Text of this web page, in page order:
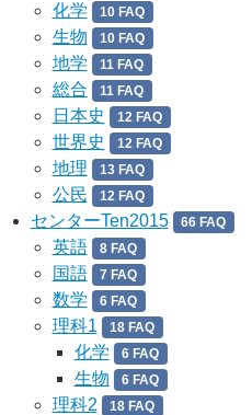
化学 10 FAQ
生物 10 FAQ
地学 11 FAQ
総合 11 FAQ
日本史 12 FAQ
世界史 12 FAQ
地理 13 FAQ
公民 12 FAQ
センターTen2015 66 FAQ
英語 8 FAQ
国語 7 FAQ
数学 6 FAQ
理科1 18 FAQ
化学 6 FAQ
生物 6 FAQ
理科2 18 FAQ